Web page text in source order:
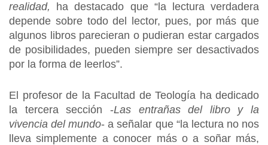
realidad, ha destacado que “la lectura verdadera
depende sobre todo del lector, pues, por más que
algunos libros parecieran o pudieran estar cargados
de posibilidades, pueden siempre ser desactivados
por la forma de leerlos”.
El profesor de la Facultad de Teología ha dedicado
la tercera sección -Las entrañas del libro y la
vivencia del mundo- a señalar que “la lectura no nos
lleva simplemente a conocer más o a soñar más,